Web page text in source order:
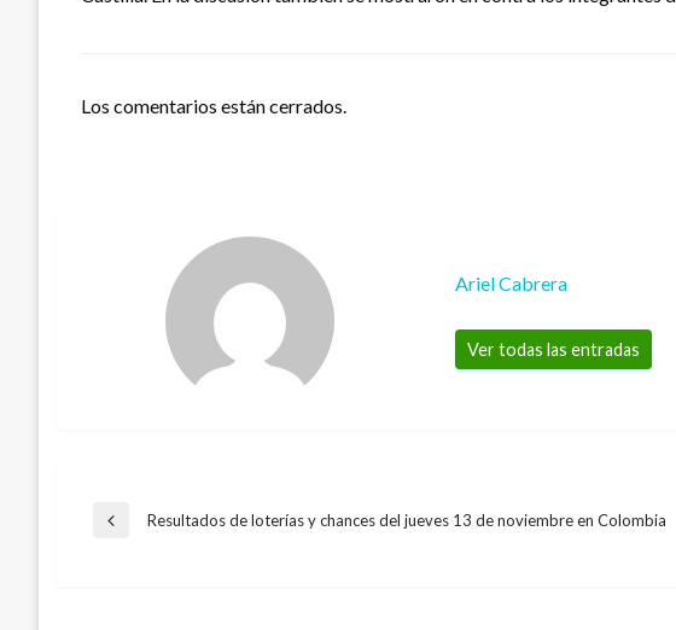
Los comentarios están cerrados.
Ariel Cabrera
Ver todas las entradas
Navegación
Entrada
Resultados de loterías y chances del jueves 13 de noviembre en Colombia